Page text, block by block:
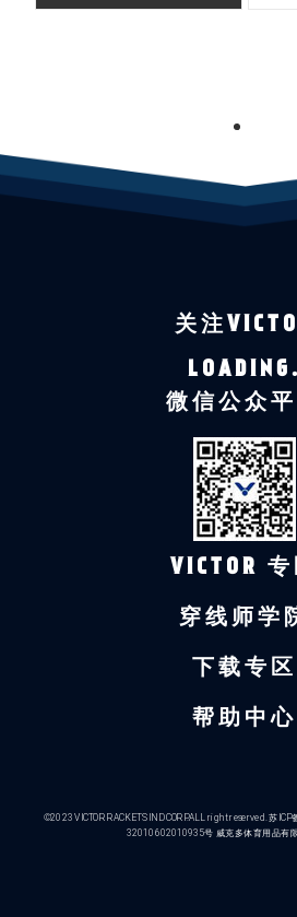
1
关注
微信公众平
VICTOR 专
穿线师学
下载专区
帮助中心
©2023 VICTOR RACKETS IND CORP.ALL right reserved.苏ICP
32010602010935号 威克多体育用品有